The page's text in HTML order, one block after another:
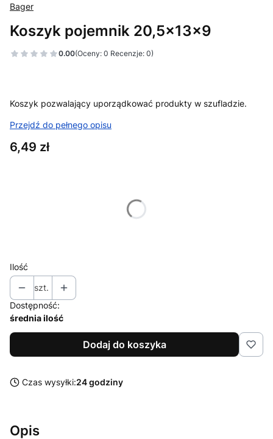
Bager
Koszyk pojemnik 20,5x13x9
0.00(Oceny: 0 Recenzje: 0)
Koszyk pozwalający uporządkować produkty w szufladzie.
Przejdź do pełnego opisu
Cena
6,49 zł
Poszczególne warianty mogą różnić się ceną
Ilość
szt.
Dostępność:
średnia ilość
Dodaj do koszyka
Czas wysyłki:24 godziny
Opis